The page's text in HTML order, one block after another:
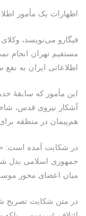
اظهارات یک مأمور
فیگارو می‌نویسد،
مستقیم تهران انجام
اطلاعاتی ایران به
این مأمور که سابقۀ
آشکار نیروی قدس،
هم‌پیمان در منطقه
در شکایت آمده است:
جمهوری اسلامی بدل
میان اعضای محور
در متن شکایت تصریح